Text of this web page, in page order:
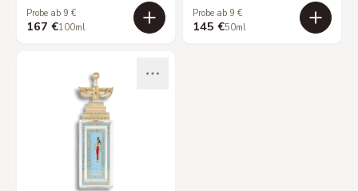
Probe ab 9 €
167 €100ml
Probe ab 9 €
145 €50ml